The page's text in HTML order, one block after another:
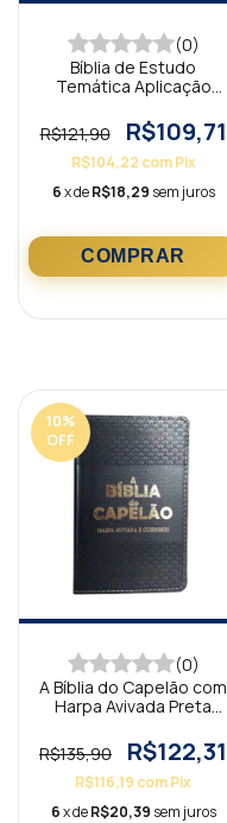
(0)
Bíblia de Estudo
Temática Aplicação
R$121,90
R$109,71
R$104,22 com Pix
6x deR$18,29 sem juros
10%
OFF
(0)
A Bíblia do Capelão com
Harpa Avivada Preta
R$135,90
R$122,31
R$116,19 comPix
6x deR$20,39 sem juros